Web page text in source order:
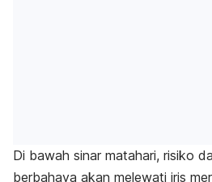
Di bawah sinar matahari, risiko
berbahaya akan melewati iris